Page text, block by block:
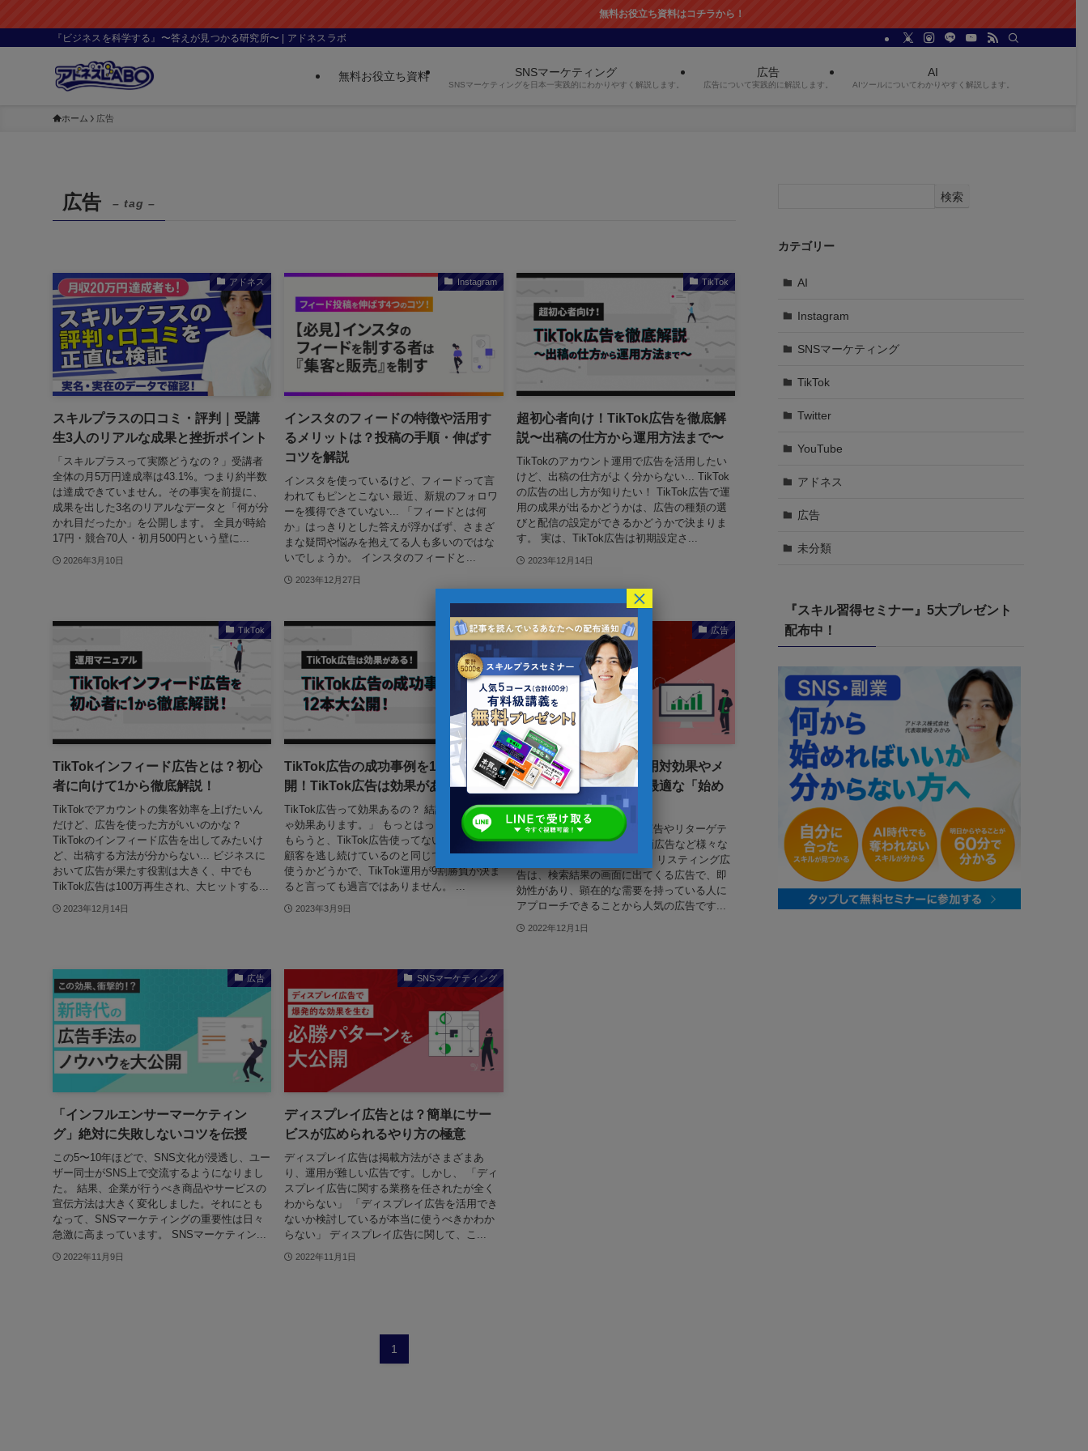
無料お役立ち資料はコチラから！
『ビジネスを科学する』〜答えが見つかる研究所〜 | アドネスラボ
無料お役立ち資料 SNSマーケティング
SNSマーケティングを日本一実践的にわかりやすく解説します。
広告
広告について実践的に解説します。
AI
AIツールについてわかりやすく解説します。
ホーム 広告
広告 – tag –
アドネス
スキルプラスの口コミ・評判｜受講
生3人のリアルな成果と挫折ポイント
「スキルプラスって実際どうなの？」受講者
全体の月5万円達成率は43.1%。つまり約半数
は達成できていません。その事実を前提に、
成果を出した3名のリアルなデータと「何が分
かれ目だったか」を公開します。 全員が時給
17円・競合70人・初月500円という壁に...
2026年3月10日
Instagram
インスタのフィードの特徴や活用す
るメリットは？投稿の手順・伸ばす
コツを解説
インスタを使っているけど、フィードって言
われてもピンとこない 最近、新規のフォロワ
ーを獲得できていない... 「フィードとは何
か」はっきりとした答えが浮かばず、さまざ
まな疑問や悩みを抱えてる人も多いのではな
いでしょうか。 インスタのフィードと...
2023年12月27日
TikTok
超初心者向け！TikTok広告を徹底解
説〜出稿の仕方から運用方法まで〜
TikTokのアカウント運用で広告を活用したい
けど、出稿の仕方がよく分からない... TikTok
の広告の出し方が知りたい！ TikTok広告で運
用の成果が出るかどうかは、広告の種類の選
びと配信の設定ができるかどうかで決まりま
す。 実は、TikTok広告は初期設定さ...
2023年12月14日
TikTok
TikTokインフィード広告とは？初心
者に向けて1から徹底解説！
TikTokでアカウントの集客効率を上げたいん
だけど、広告を使った方がいいのかな？
TikTokのインフィード広告を出してみたいけ
ど、出稿する方法が分からない... ビジネスに
おいて広告が果たす役割は大きく、中でも
TikTok広告は100万再生され、大ヒットする...
2023年12月14日
TikTok
TikTok広告の成功事例を12本大公
開！TikTok広告は効果がある！
TikTok広告って効果あるの？ 結論、「めっち
ゃ効果あります。」 もっとはっきり言わせて
もらうと、TikTok広告使ってないのは多くの
顧客を逃し続けているのと同じです。 広告を
使うかどうかで、TikTok運用が9割勝負が決ま
ると言っても過言ではありません。 ...
2023年3月9日
広告
リスティング広告の費用対効果やメ
リットを解説！自社に最適な「始め
方」とは？
Web広告にはディスプレイ広告やリターゲテ
ィング広告、SNS広告や動画広告など様々な
出稿先があります。 中でも、リスティング広
告は、検索結果の画面に出てくる広告で、即
効性があり、顕在的な需要を持っている人に
アプローチできることから人気の広告です...
2022年12月1日
広告
「インフルエンサーマーケティン
グ」絶対に失敗しないコツを伝授
この5〜10年ほどで、SNS文化が浸透し、ユー
ザー同士がSNS上で交流するようになりまし
た。 結果、企業が行うべき商品やサービスの
宣伝方法は大きく変化しました。それにとも
なって、SNSマーケティングの重要性は日々
急激に高まっています。 SNSマーケティン...
2022年11月9日
SNSマーケティング
ディスプレイ広告とは？簡単にサー
ビスが広められるやり方の極意
ディスプレイ広告は掲載方法がさまざまあ
り、運用が難しい広告です。しかし、 「ディ
スプレイ広告に関する業務を任されたが全く
わからない」 「ディスプレイ広告を活用でき
ないか検討しているが本当に使うべきかわか
らない」 ディスプレイ広告に関して、こ...
2022年11月1日
1
検索
カテゴリー
AI
Instagram
SNSマーケティング
TikTok
Twitter
YouTube
アドネス
広告
未分類
『スキル習得セミナー』5大プレゼント
配布中！
×